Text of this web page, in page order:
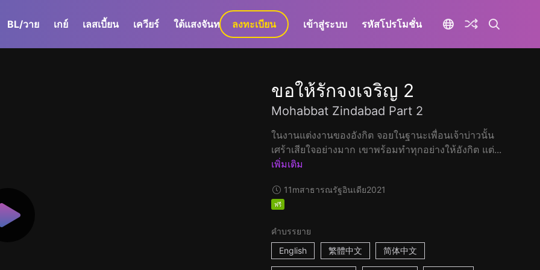
BL/วาย เกย์ เลสเบี้ยน เควียร์ ใต้แสงจันทร์ GaLa+
ลงทะเบียน เข้าสู่ระบบ รหัสโปรโมชั่น
ขอให้รักจงเจริญ 2
Mohabbat Zindabad Part 2
ในงานแต่งงานของอังกิต จอยในฐานะเพื่อนเจ้าบ่าวนั้น
เศร้าเสียใจอย่างมาก เขาพร้อมทำทุกอย่างให้อังกิต แต่...
เพิ่มเติม
11mสาธารณรัฐอินเดีย2021
ฟรี
คำบรรยาย
English
繁體中文 简体中文